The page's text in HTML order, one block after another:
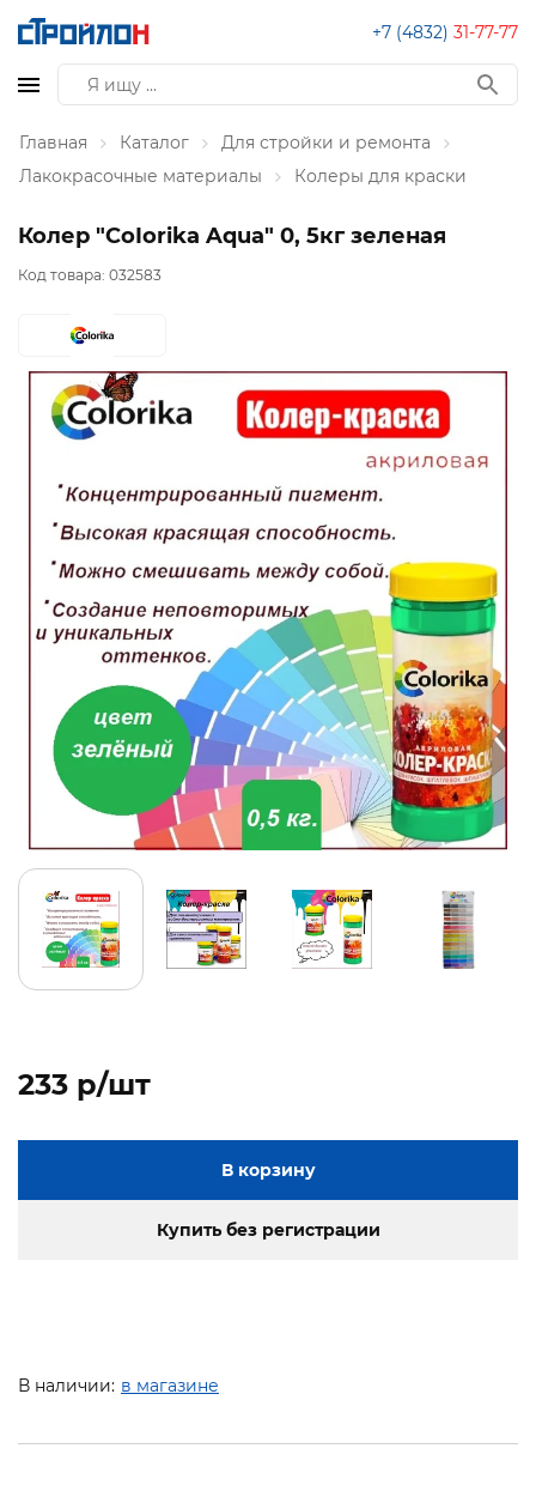
+7 (4832) 31-77-77
Главная Каталог
Для стройки и ремонта
Лакокрасочные материалы
Колеры для краски
Колер "CoIorika Aqua" 0, 5кг зеленая
Код товара: 032583
233 p/шт
В корзину
Купить без регистрации
В наличии: в магазине